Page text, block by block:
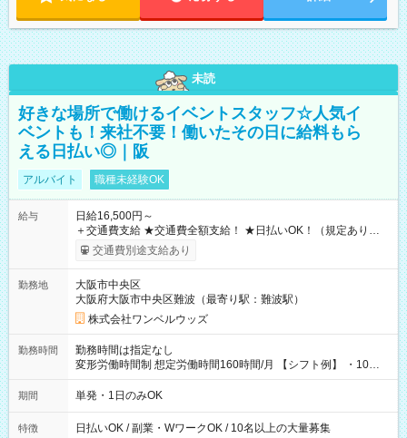
未読
好きな場所で働けるイベントスタッフ☆人気イ
ベントも！来社不要！働いたその日に給料もら
える日払い◎｜阪
アルバイト 職種未経験OK
給与
日給16,500円～
＋交通費支給 ★交通費全額支給！ ★日払いOK！（規定あり） ┗
働いたその日に現金GET♪ お仕事後はコンビニATMから 日払
交通費別途支給あり
勤務地
大阪市中央区
大阪府大阪市中央区難波（最寄り駅：難波駅）
株式会社ワンベルウッズ
勤務時間
勤務時間は指定なし
変形労働時間制 想定労働時間160時間/月 【シフト例】 ・10：
00～20：00
期間 単発・1日のみOK
特徴 日払いOK / 副業・WワークOK / 10名以上の大量募集